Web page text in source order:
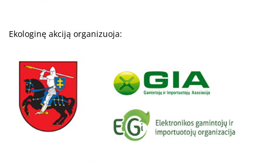
Ekologinę akciją organizuoja: